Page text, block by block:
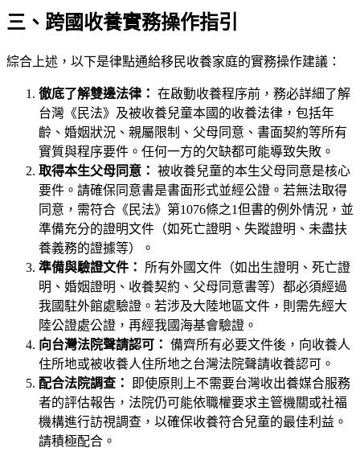
三、跨國收養實務操作指引
綜合上述，以下是律點通給移民收養家庭的實務操作建議：
徹底了解雙邊法律： 在啟動收養程序前，務必詳細了解
台灣《民法》及被收養兒童本國的收養法律，包括年
齡、婚姻狀況、親屬限制、父母同意、書面契約等所有
實質與程序要件。任何一方的欠缺都可能導致失敗。
取得本生父母同意： 被收養兒童的本生父母同意是核心
要件。請確保同意書是書面形式並經公證。若無法取得
同意，需符合《民法》第1076條之1但書的例外情況，並
準備充分的證明文件（如死亡證明、失蹤證明、未盡扶
養義務的證據等）。
準備與驗證文件：
所有外國文件（如出生證明、死亡證
明、婚姻證明、收養契約、父母同意書等）都必須經過
我國駐外館處驗證。若涉及大陸地區文件，則需先經大
陸公證處公證，再經我國海基會驗證。
向台灣法院聲請認可： 備齊所有必要文件後，向收養人
住所地或被收養人住所地之台灣法院聲請收養認可。
配合法院調查：
即使原則上不需要台灣收出養媒合服務
者的評估報告，法院仍可能依職權要求主管機關或社福
機構進行訪視調查，以確保收養符合兒童的最佳利益。
請積極配合。